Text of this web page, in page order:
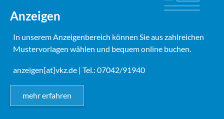
Anzeigen
In unserem Anzeigenbereich können Sie aus zahlreichen
Mustervorlagen wählen und bequem online buchen.
anzeigen[at]vkz.de | Tel.: 07042/91940
mehr erfahren